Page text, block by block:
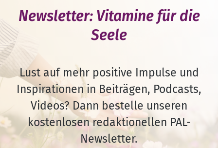
Newsletter: Vitamine für die
Seele
Lust auf mehr positive Impulse und
Inspirationen in Beiträgen, Podcasts,
Videos? Dann bestelle unseren
kostenlosen redaktionellen PAL-
Newsletter.